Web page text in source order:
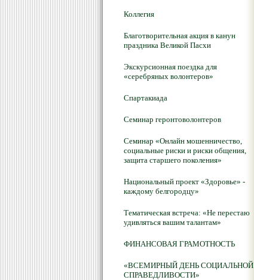
Коллегия
Благотворительная акция в канун
праздника Великой Пасхи
Экскурсионная поездка для
«серебряных волонтеров»
Спартакиада
Семинар геронтоволонтеров
Семинар «Онлайн мошенничество,
социальные риски и риски общения,
защита старшего поколения»
Национальный проект «Здоровье» -
каждому белгородцу»
Тематическая встреча: «Не перестаю
удивляться вашим талантам»
ФИНАНСОВАЯ ГРАМОТНОСТЬ
«ВСЕМИРНЫЙ ДЕНЬ СОЦИАЛЬНОЙ
СПРАВЕДЛИВОСТИ»